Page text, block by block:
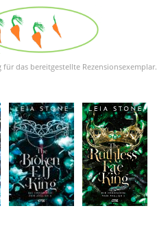
für das bereitgestellte Rezensionsexemplar.